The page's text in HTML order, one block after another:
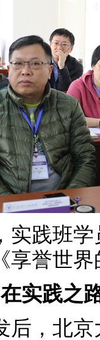
践班学
享誉世
在实践之
，北京